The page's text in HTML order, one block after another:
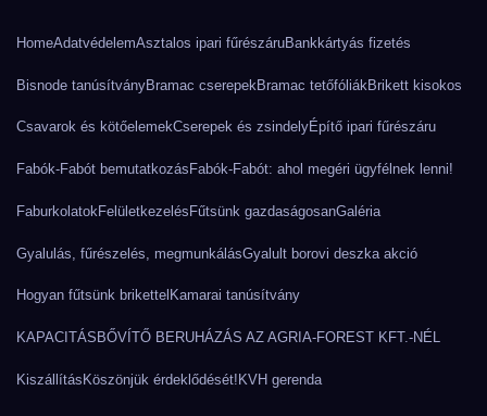
HomeAdatvédelemAsztalos ipari fűrészáruBankkártyás fizetés
Bisnode tanúsítványBramac cserepekBramac tetőfóliákBrikett kisokos
Csavarok és kötőelemekCserepek és zsindelyÉpítő ipari fűrészáru
Fabók-Fabót bemutatkozás Fabók-Fabót: ahol megéri ügyfélnek lenni!
Faburkolatok Felületkezelés Fűtsünk gazdaságosanGaléria
Gyalulás, fűrészelés, megmunkálásGyalult borovi deszka akció
Hogyan fűtsünk brikettel Kamarai tanúsítvány
KAPACITÁSBŐVÍTŐ BERUHÁZÁS AZ AGRIA-FOREST KFT.-NÉL
Kiszállítás Köszönjük érdeklődését! KVH gerenda